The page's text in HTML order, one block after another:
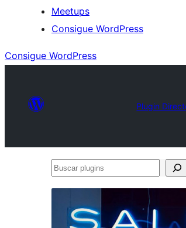
Meetups
Consigue WordPress
Consigue WordPress
Plugin
Buscar